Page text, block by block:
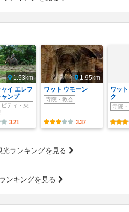
1.53km
イ エレフ
ャンプ
ビティ・乗
3.21
1.95km
ワット ウモーン
寺院・教会
3.37
ワッ
ク
寺院
ランキングを見る
ンキングを見る